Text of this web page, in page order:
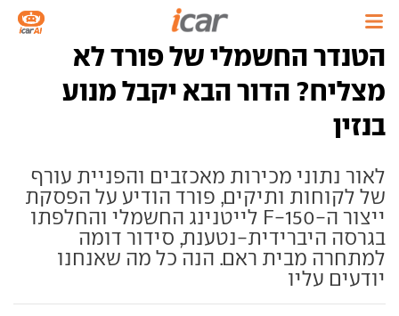
הטנדר החשמלי של פורד לא
מצליח? הדור הבא יקבל מנוע
בנזין
לאור נתוני מכירות מאכזבים והפניית עורף
של לקוחות ותיקים, פורד הודיע על הפסקת
ייצור ה-F-150 לייטנינג החשמלי והחלפתו
בגרסה היברידית-נטענת, סידור דומה
למתחרה מבית ראם. הנה כל מה שאנחנו
יודעים עליו